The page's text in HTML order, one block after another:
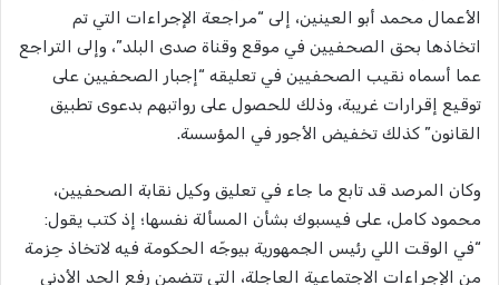
الأعمال محمد أبو العينين، إلى “مراجعة الإجراءات التي تم
اتخاذها بحق الصحفيين في موقع وقناة صدى البلد”، وإلى التراجع
عما أسماه نقيب الصحفيين في تعليقه “إجبار الصحفيين على
توقيع إقرارات غريبة، وذلك للحصول على رواتبهم بدعوى تطبيق
القانون” كذلك تخفيض الأجور في المؤسسة.
وكان المرصد قد تابع ما جاء في تعليق وكيل نقابة الصحفيين،
محمود كامل، على فيسبوك بشأن المسألة نفسها؛ إذ كتب يقول:
“في الوقت اللي رئيس الجمهورية بيوجّه الحكومة فيه لاتخاذ حِزمة
من الإجراءات الاجتماعية العاجلة، التي تتضمن رفع الحد الأدنى